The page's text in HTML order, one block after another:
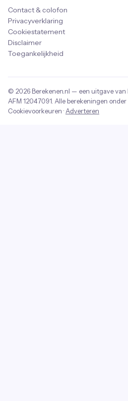
Contact & colofon
Privacyverklaring
Cookiestatement
Disclaimer
Toegankelijkheid
© 2026 Berekenen.nl — een uitgave van
AFM 12047091 . Alle berekeningen
Cookievoorkeuren · Adverteren